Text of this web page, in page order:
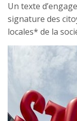
Un texte
signature des
locales* de la